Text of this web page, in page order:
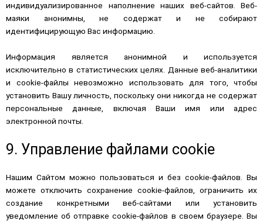
индивидуализированное наполнение наших веб-сайтов. Веб-
маяки анонимны, не содержат и не собирают
идентифицирующую Вас информацию.
Информация является анонимной и используется
исключительно в статистических целях. Данные веб-аналитики
и cookie-файлы невозможно использовать для того, чтобы
установить Вашу личность, поскольку они никогда не содержат
персональные данные, включая Ваши имя или адрес
электронной почты.
9. Управление файлами cookie
Нашим Сайтом можно пользоваться и без cookie-файлов. Вы
можете отключить сохранение cookie-файлов, ограничить их
создание конкретными веб-сайтами или установить
уведомление об отправке cookie-файлов в своем браузере. Вы